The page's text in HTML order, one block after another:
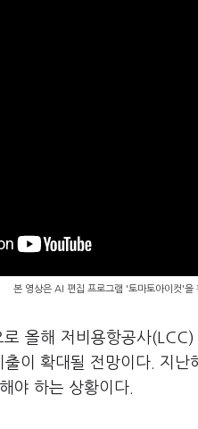
본 영상은 AI 편집 프로그램 '토마토아이컷'을
올해 저비용항공사
이 확대될 전망이다. 지
야 하는 상황이다.